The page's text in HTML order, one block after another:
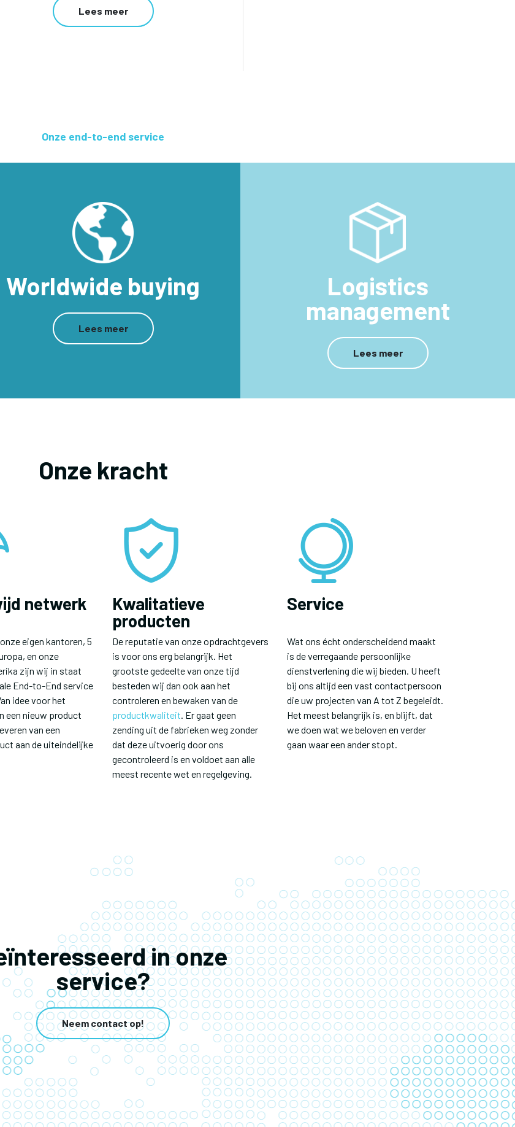
Lees meer
Onze end-to-end service
Worldwide buying
Lees meer
Logistics
management
Lees meer
Onze kracht
netwerk
eigen kantoren, 5
en onze
zijn wij in staat
End-to-End service
idee voor het
een nieuw product
van een
aan de uiteindelijke
Kwalitatieve
producten
De reputatie van onze opdrachtgevers
is voor ons erg belangrijk. Het
grootste gedeelte van onze tijd
besteden wij dan ook aan het
controleren en bewaken van de
productkwaliteit. Er gaat geen
zending uit de fabrieken weg zonder
dat deze uitvoerig door ons
gecontroleerd is en voldoet aan alle
meest recente wet en regelgeving.
Service
Wat ons écht onderscheidend maakt
is de verregaande persoonlijke
dienstverlening die wij bieden. U heeft
bij ons altijd een vast contactpersoon
die uw projecten van A tot Z begeleidt.
Het meest belangrijk is, en blijft, dat
we doen wat we beloven en verder
gaan waar een ander stopt.
in onze
service?
Neem contact op!